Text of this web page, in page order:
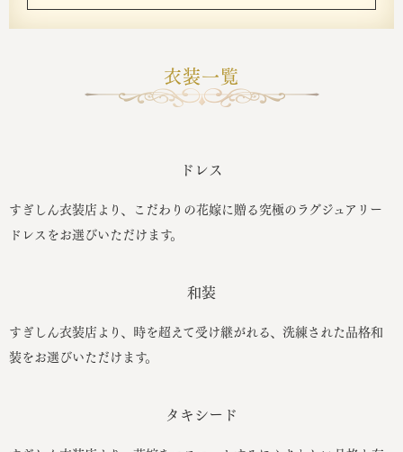
衣装一覧
ドレス
すぎしん衣装店より、こだわりの花嫁に贈る究極のラグジュアリー
ドレスをお選びいただけます。
和装
すぎしん衣装店より、時を超えて受け継がれる、洗練された品格和
装をお選びいただけます。
タキシード